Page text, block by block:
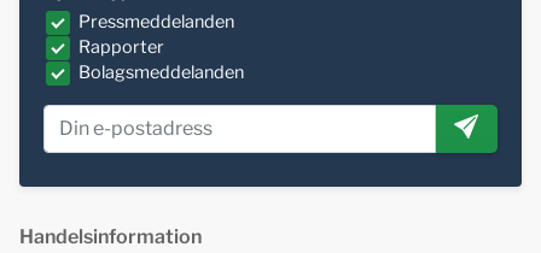
Pressmeddelanden
Rapporter
Bolagsmeddelanden
Handelsinformation